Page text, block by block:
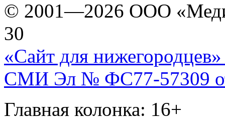
© 2001—2026 ООО
30
«Сайт для нижегородцев»
СМИ Эл № ФС77-57309
Главная колонка: 16+